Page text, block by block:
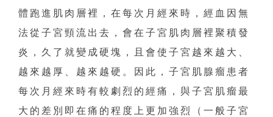
體跑進肌肉層裡，在每次月經來時，經血因無
法從子宮頸流出去，會在子宮肌肉層裡聚積發
炎，久了就變成硬塊，且會使子宮越來越大、
越來越厚、越來越硬。因此，子宮肌腺瘤患者
每次月經來時有較劇烈的經痛，與子宮肌瘤最
大的差別即在痛的程度上更加強烈（一般子宮